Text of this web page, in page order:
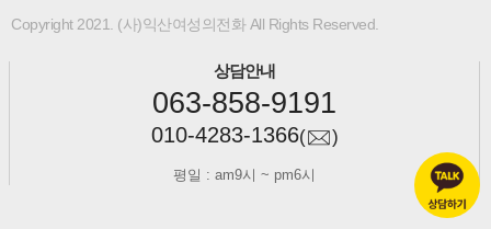
Copyright 2021. (사)익산여성의전화 All Rights Reserved.
상담안내
063-858-9191
010-4283-1366( )
평일 : am9시 ~ pm6시